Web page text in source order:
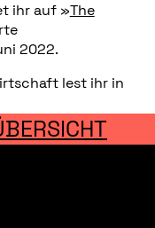
ihr auf »The
2022.
lest ihr in